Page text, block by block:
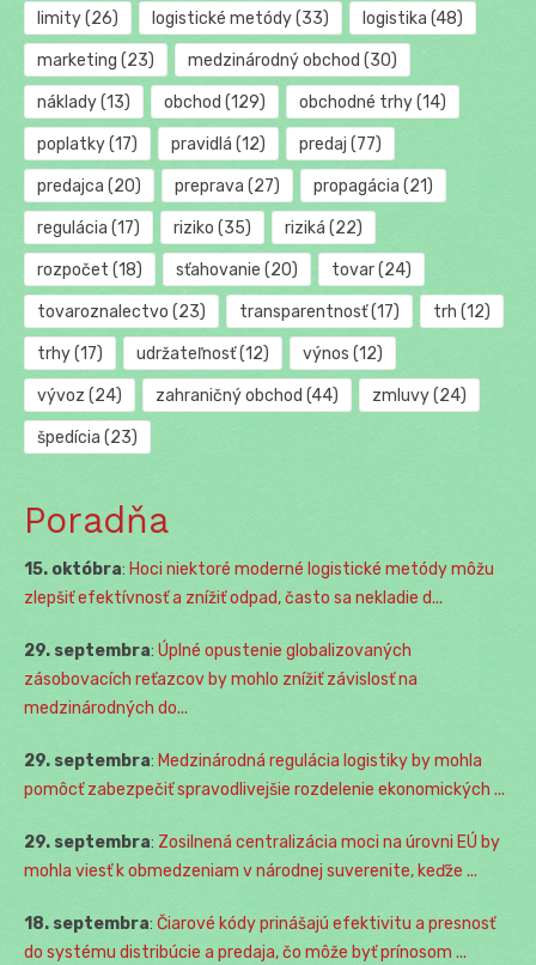
limity(26) logistické metódy(33) logistika (48)
marketing (23) medzinárodný obchod (30)
náklady(13) obchod (129) obchodné trhy(14)
poplatky(17) pravidlá (12) predaj (77)
predajca (20) preprava (27) propagácia (21)
regulácia (17) riziko (35) riziká (22)
rozpočet (18) sťahovanie (20) tovar(24)
tovaroznalectvo (23) transparentnosť(17) trh (12)
trhy(17) udržateľnosť(12) výnos (12)
vývoz (24) zahraničný obchod (44) zmluvy(24)
špedícia (23)
Poradňa
15. októbra: Hoci niektoré moderné logistické metódy môžu
zlepšiť efektívnosť a znížiť odpad, často sa nekladie d...
29. septembra: Úplné opustenie globalizovaných
zásobovacích reťazcov by mohlo znížiť závislosť na
medzinárodných do...
29. septembra: Medzinárodná regulácia logistiky by mohla
pomôcť zabezpečiť spravodlivejšie rozdelenie ekonomických ...
29. septembra: Zosilnená centralizácia moci na úrovni EÚ by
mohla viesť k obmedzeniam v národnej suverenite, keďže ...
18. septembra: Čiarové kódy prinášajú efektivitu a presnosť
do systému distribúcie a predaja, čo môže byť prínosom ...